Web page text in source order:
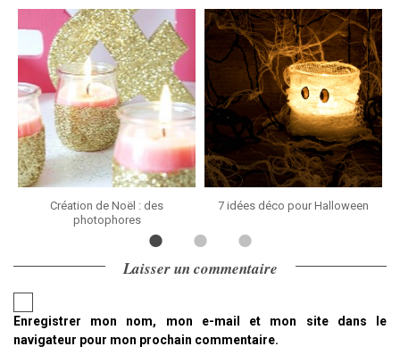
Création de Noël : des
photophores
7 idées déco pour Halloween
Laisser un commentaire
Enregistrer mon nom, mon e-mail et mon site dans le
navigateur pour mon prochain commentaire.